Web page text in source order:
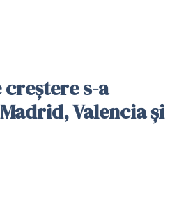
creștere s-a
Valencia și